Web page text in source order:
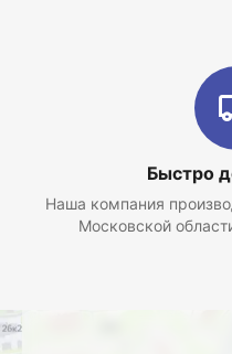
Быстро
Наша компания
Московской